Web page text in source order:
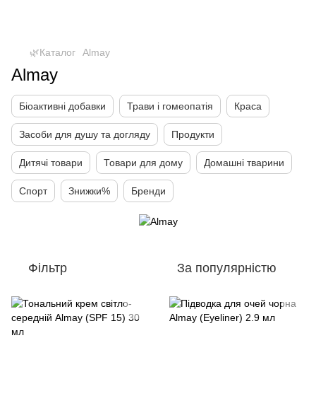
🌿Каталог Almay
Almay
Біоактивні добавки Трави і гомеопатія Краса
Засоби для душу та догляду Продукти
Дитячі товари Товари для дому Домашні тварини
Спорт Знижки% Бренди
Фільтр За популярністю